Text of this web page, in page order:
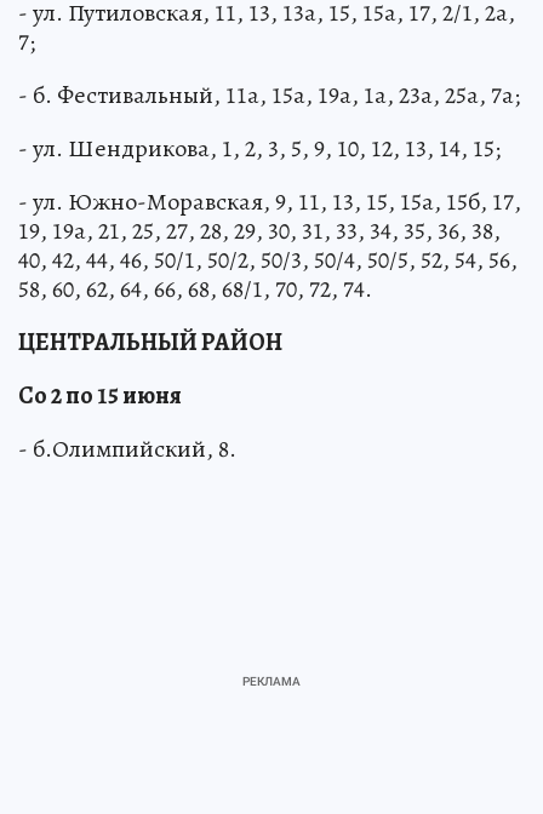
- ул. Путиловская, 11, 13, 13а, 15, 15а, 17, 2/1, 2а,
7;
- б. Фестивальный, 11а, 15а, 19а, 1а, 23а, 25а, 7а;
- ул. Шендрикова, 1, 2, 3, 5, 9, 10, 12, 13, 14, 15;
- ул. Южно-Моравская, 9, 11, 13, 15, 15а, 15б, 17,
19, 19а, 21, 25, 27, 28, 29, 30, 31, 33, 34, 35, 36, 38,
40, 42, 44, 46, 50/1, 50/2, 50/3, 50/4, 50/5, 52, 54, 56,
58, 60, 62, 64, 66, 68, 68/1, 70, 72, 74.
ЦЕНТРАЛЬНЫЙ РАЙОН
Со 2 по 15 июня